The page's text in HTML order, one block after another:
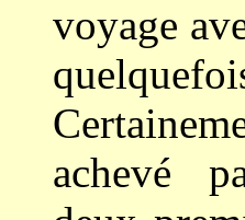
voyage
achevé